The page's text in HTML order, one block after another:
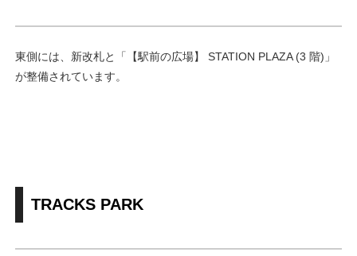
東側には、新改札と「【駅前の広場】 STATION PLAZA (3 階)」
が整備されています。
TRACKS PARK